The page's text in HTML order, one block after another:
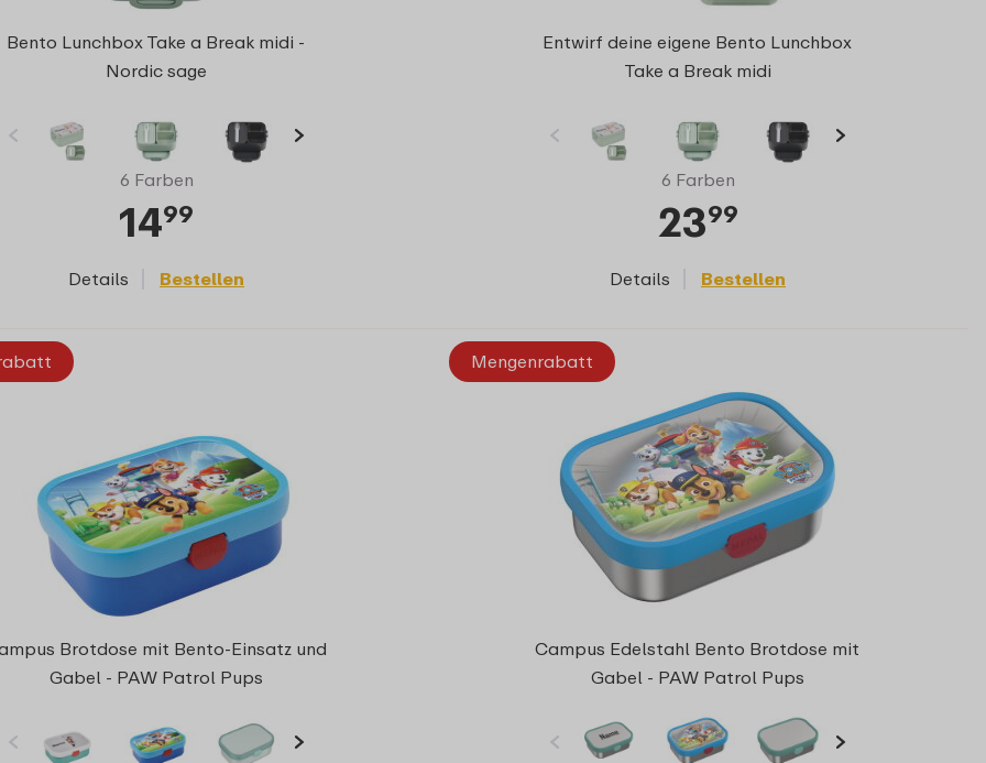
Bento Lunchbox Take a Break midi -
Nordic sage
6 Farben
1499
Details Bestellen
Entwirf deine eigene Bento Lunchbox
Take a Break midi
6 Farben
2399
Details Bestellen
Brotdose mit Bento-Einsatz und
Gabel - PAW Patrol Pups
Mengenrabatt
Campus Edelstahl Bento Brotdose mit
Gabel - PAW Patrol Pups